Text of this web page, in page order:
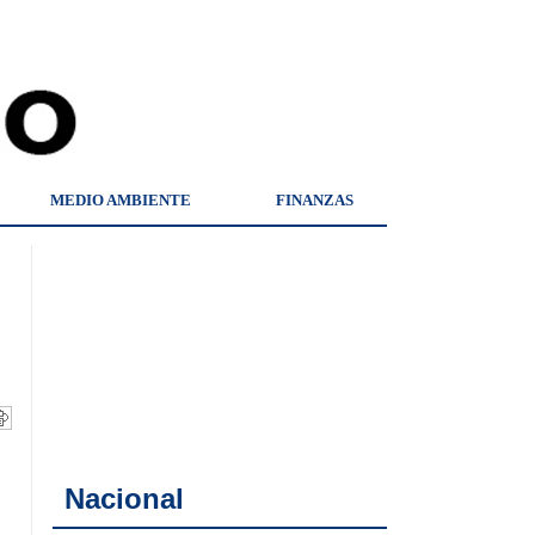
MEDIO AMBIENTE FINANZAS
Nacional